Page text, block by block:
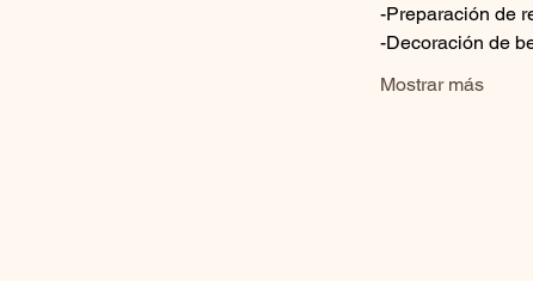
-Preparación de
-Decoración de
Mostrar más